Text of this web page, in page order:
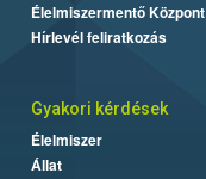
Élelmiszermentő Központ
Hírlevél feliratkozás
Gyakori kérdések
Élelmiszer
Állat